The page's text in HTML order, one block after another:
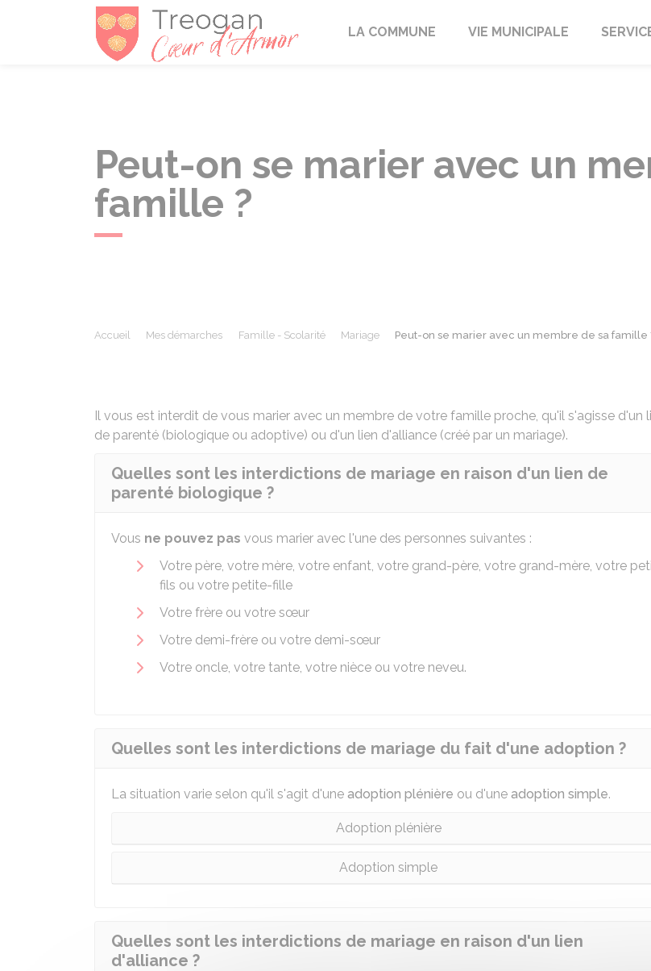
TréoganLA COMMUNE VIE MUNICIPALE
Peut-on se marier avec un
famille ?
Accueil Mes démarches Famille - Scolarité Mariage Peut-on se marier avec un membre de sa famille
Il vous est interdit de vous marier avec un membre de votre famille proche, qu'il s'agisse d'un
de parenté (biologique ou adoptive) ou d'un lien d'alliance (créé par un mariage).
Quelles sont les interdictions de mariage en raison d'un lien de
parenté biologique ?
Vous ne pouvez pas vous marier avec l'une des personnes suivantes :
Votre père, votre mère, votre enfant, votre grand-père, votre grand-mère, votre
fils ou votre petite-fille
Votre frère ou votre sœur
Votre demi-frère ou votre demi-sœur
Votre oncle, votre tante, votre nièce ou votre neveu.
Quelles sont les interdictions de mariage du fait d'une adoption ?
La situation varie selon qu'il s'agit d'une adoption plénière ou d'une adoption simple.
Adoption plénière
Adoption simple
Quelles sont les interdictions de mariage en raison d'un lien
d'alliance ?